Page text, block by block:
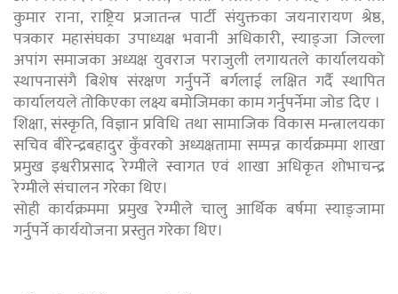
कुमार राना, राष्ट्रिय प्रजातन्त्र पार्टी संयुक्तका जयनारायण श्रेष्ठ,
पत्रकार महासंघका उपाध्यक्ष भवानी अधिकारी, स्याङ्जा जिल्ला
अपांग समाजका अध्यक्ष युवराज पराजुली लगायतले कार्यालयको
स्थापनासंगै बिशेष संरक्षण गर्नुपर्ने बर्गलाई लक्षित गर्दै स्थापित
कार्यालयले तोकिएका लक्ष्य बमोजिमका काम गर्नुपर्नेमा जोड दिए ।
शिक्षा, संस्कृति, विज्ञान प्रविधि तथा सामाजिक विकास मन्त्रालयका
सचिव बीरेन्द्रबहादुर कुँवरको अध्यक्षतामा सम्पन्न कार्यक्रममा शाखा
प्रमुख इश्वरीप्रसाद रेग्मीले स्वागत एवं शाखा अधिकृत शोभाचन्द्र
रेग्मीले संचालन गरेका थिए।
सोही कार्यक्रममा प्रमुख रेग्मीले चालु आर्थिक बर्षमा स्याङ्जामा
गर्नुपर्ने कार्ययोजना प्रस्तुत गरेका थिए।